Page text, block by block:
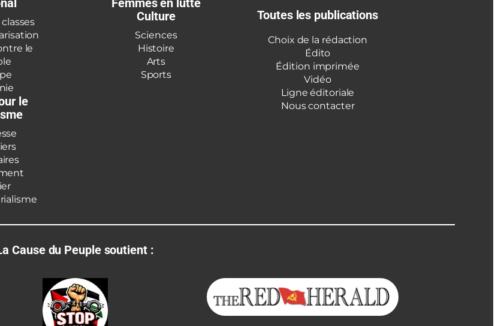
le
le
Culture
Sciences
Histoire
Arts
Sports
Toutes les publications
Choix de la rédaction
Édito
Édition imprimée
Vidéo
Ligne éditoriale
Nous contacter
Cause du Peuple soutient :